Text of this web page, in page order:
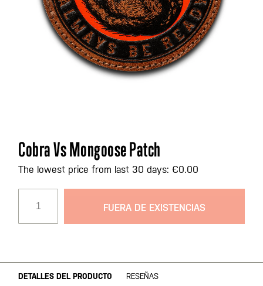
Saltar
al
comienzo
galería
de
Cobra Vs Mongoose Patch
The lowest price from last 30 days: €0.00
FUERA DE EXISTENCIAS
DETALLES DEL PRODUCTO RESEÑAS